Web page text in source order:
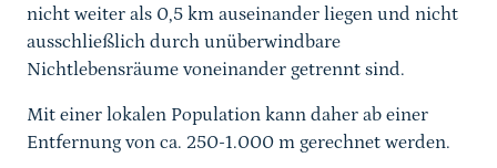
nicht weiter als 0,5 km auseinander liegen und nicht
ausschließlich durch unüberwindbare
Nichtlebensräume voneinander getrennt sind.
Mit einer lokalen Population kann daher ab einer
Entfernung von ca. 250-1.000 m gerechnet werden.
Sprungmarke